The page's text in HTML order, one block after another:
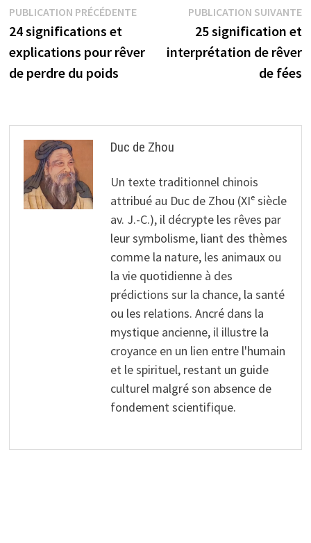
Navigation
de
l’article
PUBLICATION PRÉCÉDENTEPublication
précédente :
24 significations et
explications pour rêver
de perdre du poids
PUBLICATION SUIVANTE
25 signification et
interprétation de rêver
de fées
Duc de Zhou
Un texte traditionnel chinois
attribué au Duc de Zhou (XIᵉ siècle
av. J.-C.), il décrypte les rêves par
leur symbolisme, liant des thèmes
comme la nature, les animaux ou
la vie quotidienne à des
prédictions sur la chance, la santé
ou les relations. Ancré dans la
mystique ancienne, il illustre la
croyance en un lien entre l'humain
et le spirituel, restant un guide
culturel malgré son absence de
fondement scientifique.